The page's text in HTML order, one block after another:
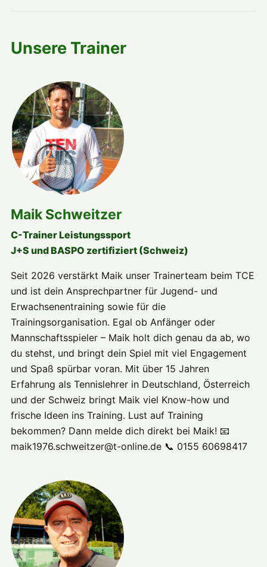
Unsere Trainer
Maik Schweitzer
C-Trainer Leistungssport
J+S und BASPO zertifiziert (Schweiz)
Seit 2026 verstärkt Maik unser Trainerteam beim TCE
und ist dein Ansprechpartner für Jugend- und
Erwachsenentraining sowie für die
Trainingsorganisation. Egal ob Anfänger oder
Mannschaftsspieler – Maik holt dich genau da ab, wo
du stehst, und bringt dein Spiel mit viel Engagement
und Spaß spürbar voran. Mit über 15 Jahren
Erfahrung als Tennislehrer in Deutschland, Österreich
und der Schweiz bringt Maik viel Know-how und
frische Ideen ins Training. Lust auf Training
bekommen? Dann melde dich direkt bei Maik! 📧
maik1976.schweitzer@t-online.de 📞 0155 60698417